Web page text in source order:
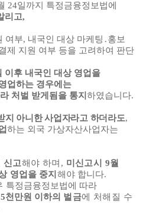
24일까지 특정금융정보법에
리고,
여부, 내국인 대상 마케팅 ․홍보
제 지원 여부 등을 고려하여 판단
이후 내국인 대상 영업을
업하는 경우에는
처벌 받게됨을 통지 하였습니다.
지 아니한 사업자라고 하더라도,
하는 외국 가상자산사업자는
신고해야 하며 , 미신고시 9월
영업을 중지 해야 합니다.
특정금융정보법에 따라
5천만원 이하의 벌금에 처해질 수